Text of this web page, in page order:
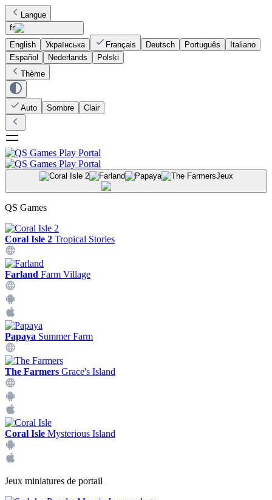
Langue
fr
English
Українська Français Deutsch Português
Italiano
Español
Nederlands
Polski
Thème
Auto Sombre Clair
Jeux
QS Games
Coral Isle 2 Tropical Stories
Farland Farm Village
Papaya Summer Farm
The Farmers Grace's Island
Coral Isle Mysterious Island
Jeux miniatures de portail